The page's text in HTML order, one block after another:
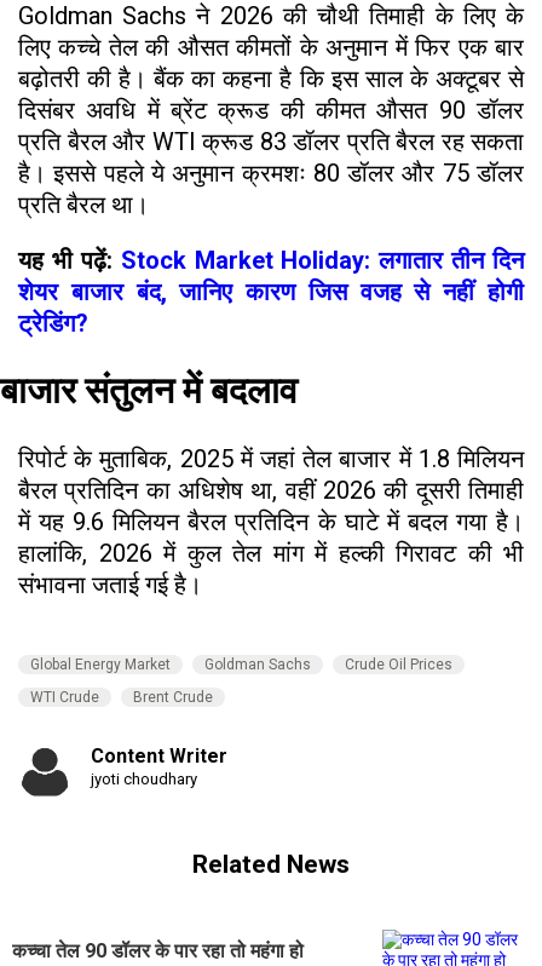
Goldman Sachs ने 2026 की चौथी तिमाही के लिए के
लिए कच्चे तेल की औसत कीमतों के अनुमान में फिर एक बार
बढ़ोतरी की है। बैंक का कहना है कि इस साल के अक्टूबर से
दिसंबर अवधि में ब्रेंट क्रूड की कीमत औसत 90 डॉलर
प्रति बैरल और WTI क्रूड 83 डॉलर प्रति बैरल रह सकता
है। इससे पहले ये अनुमान क्रमशः 80 डॉलर और 75 डॉलर
प्रति बैरल था।
यह भी पढ़ें: Stock Market Holiday: लगातार तीन दिन
शेयर बाजार बंद, जानिए कारण जिस वजह से नहीं होगी
ट्रेडिंग?
बाजार संतुलन में बदलाव
रिपोर्ट के मुताबिक, 2025 में जहां तेल बाजार में 1.8 मिलियन
बैरल प्रतिदिन का अधिशेष था, वहीं 2026 की दूसरी तिमाही
में यह 9.6 मिलियन बैरल प्रतिदिन के घाटे में बदल गया है।
हालांकि, 2026 में कुल तेल मांग में हल्की गिरावट की भी
संभावना जताई गई है।
Global Energy Market Goldman Sachs
Crude Oil Prices
WTI Crude
Brent Crude
Content Writer
jyoti choudhary
Related News
कच्चा तेल 90 डॉलर के पार रहा तो महंगा हो